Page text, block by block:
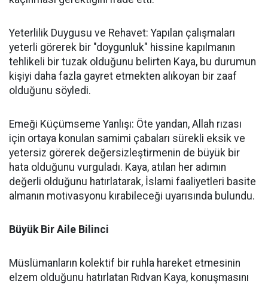
Yeterlilik Duygusu ve Rehavet: Yapılan çalışmaları
yeterli görerek bir "doygunluk" hissine kapılmanın
tehlikeli bir tuzak olduğunu belirten Kaya, bu durumun
kişiyi daha fazla gayret etmekten alıkoyan bir zaaf
olduğunu söyledi.
Emeği Küçümseme Yanlışı: Öte yandan, Allah rızası
için ortaya konulan samimi çabaları sürekli eksik ve
yetersiz görerek değersizleştirmenin de büyük bir
hata olduğunu vurguladı. Kaya, atılan her adımın
değerli olduğunu hatırlatarak, İslami faaliyetleri basite
almanın motivasyonu kırabileceği uyarısında bulundu.
Büyük Bir Aile Bilinci
Müslümanların kolektif bir ruhla hareket etmesinin
elzem olduğunu hatırlatan Rıdvan Kaya, konuşmasını